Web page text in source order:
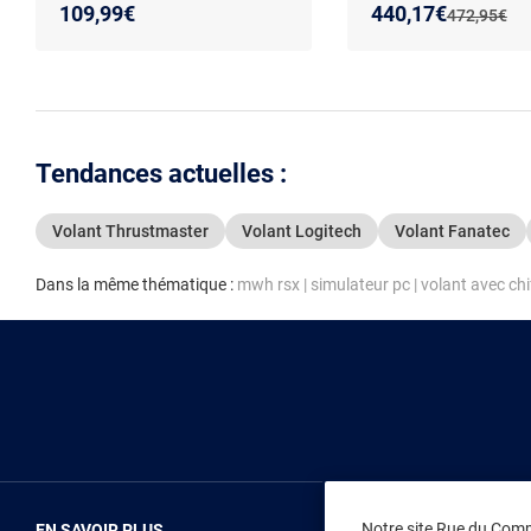
109,99€
compatible PCAncien prix :
472,95€
Nouveau prix :
440,17€
Réduction de :
Tendances actuelles :
Volant Thrustmaster Volant Logitech Volant Fanatec
Dans la même thématique : mwh rsx | simulateur pc | volant avec